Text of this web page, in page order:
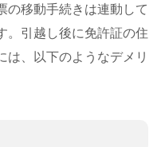
移動手続きは連動して
。引越し後に免許証の住
は、以下のようなデメリ